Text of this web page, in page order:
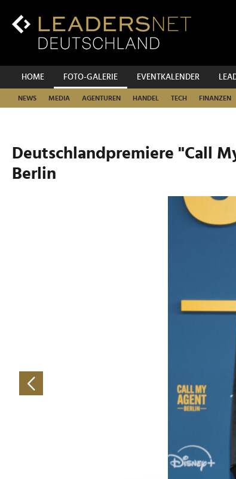
Inhalt
Hauptnavigation
HOME FOTO-GALERIE EVENTKALENDER
NEWS MEDIA AGENTUREN HANDEL TECH FINANZEN
Deutschlandpremiere "Call
Berlin